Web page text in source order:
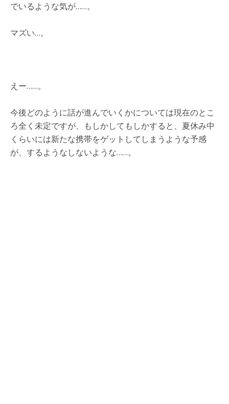
でいるような気が……。
マズい…。
えー……。
今後どのように話が進んでいくかについては現在のとこ
ろ全く未定ですが、もしかしてもしかすると、夏休み中
くらいには新たな携帯をゲットしてしまうような予感
が、するようなしないような……。